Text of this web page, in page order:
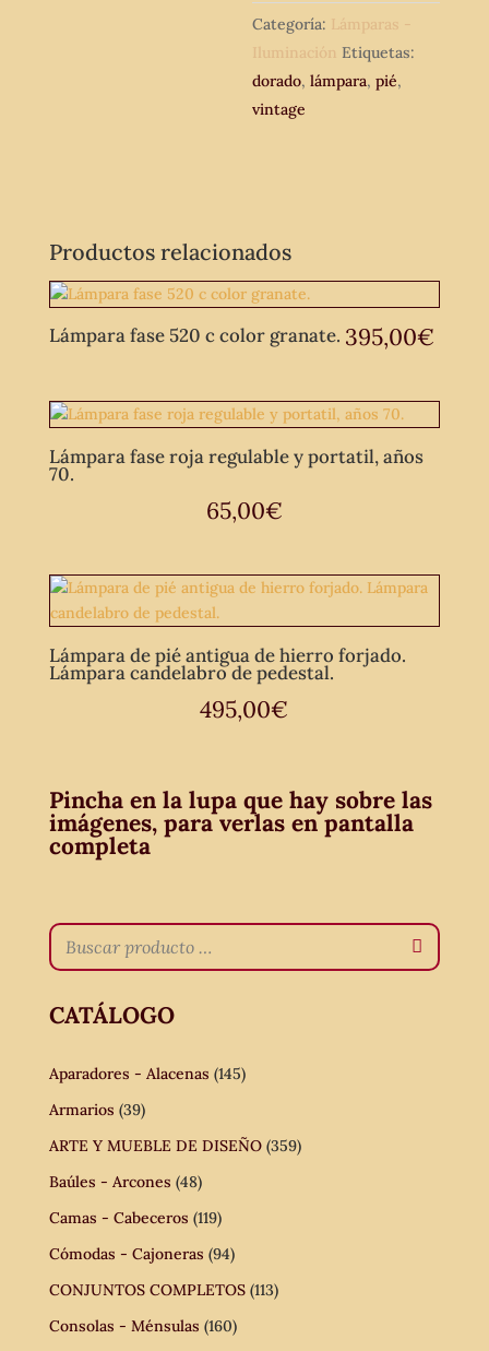
Categoría: Lámparas -
Iluminación Etiquetas:
dorado,lámpara,pié,
vintage
Productos relacionados
Lámpara fase 520 c color granate. 395,00€
Lámpara fase roja regulable y portatil, años
70.
65,00€
Lámpara de pié antigua de hierro forjado.
Lámpara candelabro de pedestal.
495,00€
Pincha en la lupa que hay sobre las
imágenes, para verlas en pantalla
completa
CATÁLOGO
Aparadores - Alacenas (145)
Armarios (39)
ARTE Y MUEBLE DE DISEÑO (359)
Baúles - Arcones (48)
Camas - Cabeceros (119)
Cómodas - Cajoneras (94)
CONJUNTOS COMPLETOS (113)
Consolas - Ménsulas (160)